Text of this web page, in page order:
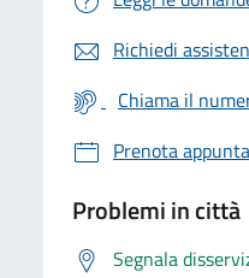
Richiedi
Chiama il
Prenota
Problemi in città
Segnala